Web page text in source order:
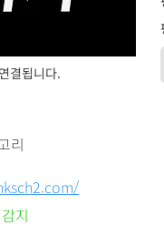
결됩니다.
리
지